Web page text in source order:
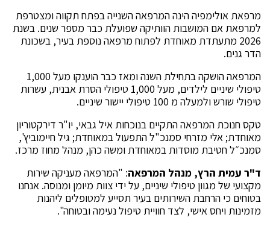
מרפאת אולימפיה הינה המרפאה השנייה בפתח תקווה ומצטרפת
למרפאת אם המושבות הוותיקה שפועלת כבר מספר שנים. בשנת
2026 מתעתדת מאוחדת לפתוח מרפאה נוספת בעיר, בשכונת
הדר גנים.
המרפאה הושקה בתחילת השנה ומאז כבר הוענקו מעל 1,000
טיפולי שיניים לילדים, מעל 1,000 טיפולי הסרת אבנית, עשרות
טיפולי שורש ולמעלה מ 100 טיפולי יישור שיניים.
טקס חנוכת המרפאה התקיים בנוכחות איל גבאי, יו"ר דירקטוריון
מאוחדת; אלי מזרחי סמנכ"ל התפעול במאוחדת; גיל חיימוביץ',
סמנכ״ל חטיבת מוסדות במאוחדת ומשה כהן, מנהל מחוז מרכז.
ד"ר עמית הרץ, מנהל המרפאה: "המרפאה מעניקה שירות
מקצועי של מגוון טיפולי שיניים, על ידי צוות מיומן ומנוסה. אנחנו
בטוחים כי הרחבת השירותים בעיר תסייע למטופלים ליהנות
מזמינות ויחס אישי, לצד חוויית טיפול נעימה ובטוחה".